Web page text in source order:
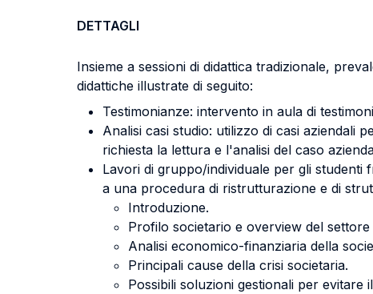
DETTAGLI
Insieme a sessioni di didattica tradizionale,
didattiche illustrate di seguito:
Testimonianze: intervento in aula di
Analisi casi studio: utilizzo di casi aziendali
richiesta la lettura e l'analisi del caso
Lavori di gruppo/individuale per gli studenti
a una procedura di ristrutturazione e di
Introduzione.
Profilo societario e overview del
Analisi economico-finanziaria della
Principali cause della crisi societaria.
Possibili soluzioni gestionali per evitare